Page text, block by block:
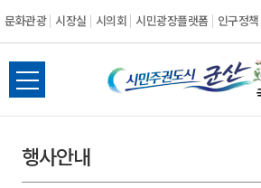
문화관광 시장실 시의회 시민광장플랫폼 인구정책
시
민
전
체
뉴
열
행사안내